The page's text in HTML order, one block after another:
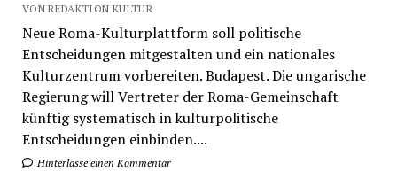
VON REDAKTION KULTUR
Neue Roma-Kulturplattform soll politische
Entscheidungen mitgestalten und ein nationales
Kulturzentrum vorbereiten. Budapest. Die ungarische
Regierung will Vertreter der Roma-Gemeinschaft
künftig systematisch in kulturpolitische
Entscheidungen einbinden....
Hinterlasse einen Kommentar